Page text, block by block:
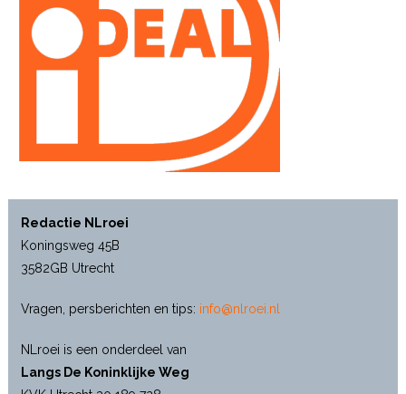
Redactie NLroei
Koningsweg 45B
3582GB Utrecht
Vragen, persberichten en tips: info@nlroei.nl
NLroei is een onderdeel van
Langs De Koninklijke Weg